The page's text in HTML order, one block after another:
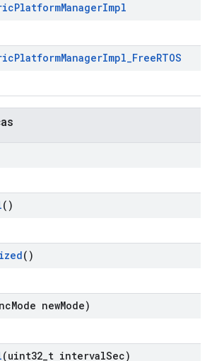
PlatformManagerImpl
PlatformManagerImpl_FreeRTOS
()
()
Mode newMode)
(uint32 t intervalSec)